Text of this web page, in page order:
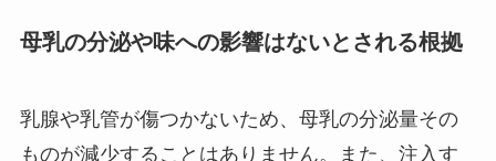
母乳の分泌や味への影響はないとされる根拠
乳腺や乳管が傷つかないため、母乳の分泌量その
ものが減少することはありません。また、注入す